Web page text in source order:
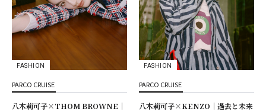
FASHION
PARCO CRUISE
八木莉可子×THOM BROWNE｜
FASHION
PARCO CRUISE
八木莉可子×KENZO｜過去と未来